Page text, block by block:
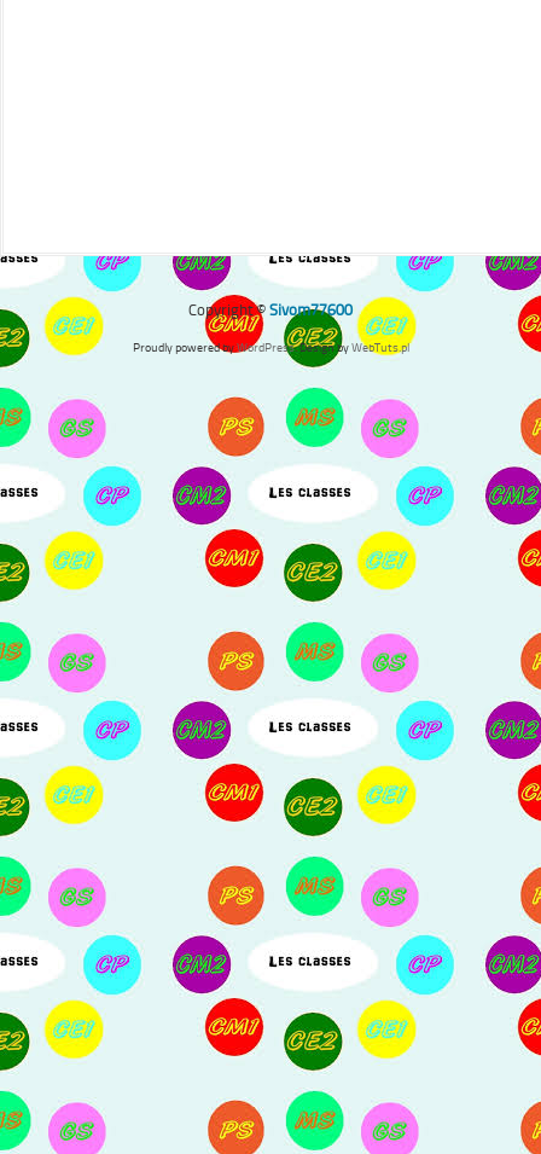
Copyright © Sivom77600
Proudly powered byWordPress. Design byWebTuts.pl